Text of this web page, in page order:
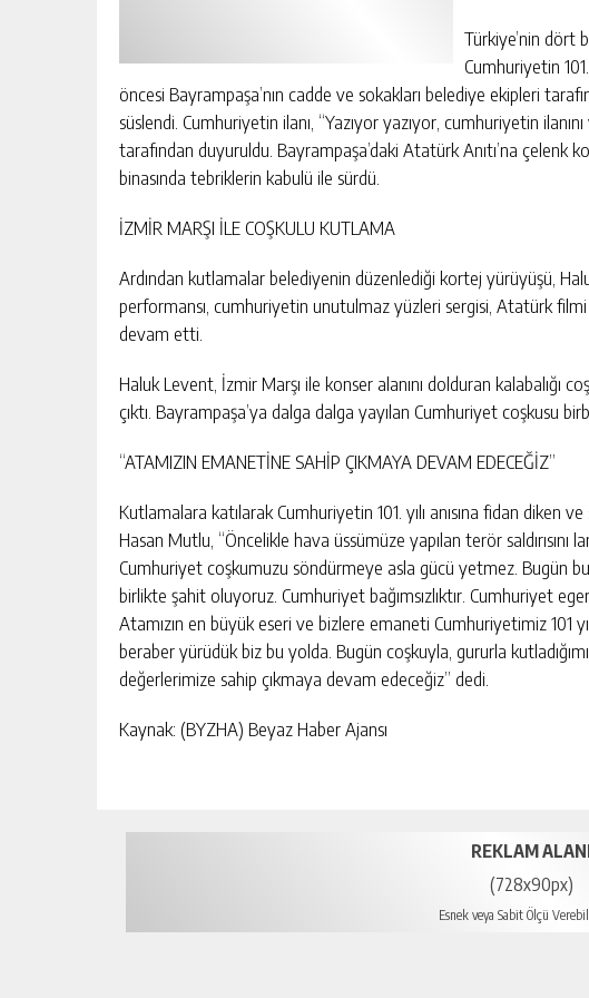
Türkiye’nin dört
Cumhuriyetin
öncesi Bayrampaşa’nın cadde ve sokakları belediye ekipleri
süslendi. Cumhuriyetin ilanı, “Yazıyor yazıyor, cumhuriyetin
tarafından duyuruldu. Bayrampaşa’daki Atatürk Anıtı’na çelenk
binasında tebriklerin kabulü ile sürdü.
İZMİR MARŞI İLE COŞKULU KUTLAMA
Ardından kutlamalar belediyenin düzenlediği kortej yürüyüşü,
performansı, cumhuriyetin unutulmaz yüzleri sergisi, Atatürk
devam etti.
Haluk Levent, İzmir Marşı ile konser alanını dolduran
çıktı. Bayrampaşa’ya dalga dalga yayılan Cumhuriyet coşkusu
“ATAMIZIN EMANETİNE SAHİP ÇIKMAYA DEVAM EDECEĞİZ”
Kutlamalara katılarak Cumhuriyetin 101. yılı anısına fidan diken
Hasan Mutlu, “Öncelikle hava üssümüze yapılan terör saldırısını
Cumhuriyet coşkumuzu söndürmeye asla gücü yetmez. Bugün
birlikte şahit oluyoruz. Cumhuriyet bağımsızlıktır. Cumhuriyet
Atamızın en büyük eseri ve bizlere emaneti Cumhuriyetimiz 101
beraber yürüdük biz bu yolda. Bugün coşkuyla, gururla
değerlerimize sahip çıkmaya devam edeceğiz” dedi.
Kaynak: (BYZHA) Beyaz Haber Ajansı
REKLAM
(728x90px)
Esnek veya Sabit Ölçü